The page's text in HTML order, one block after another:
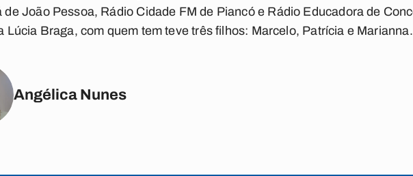
de João Pessoa, Rádio Cidade FM de Piancó e Rádio Educadora de
Lúcia Braga, com quem tem teve três filhos: Marcelo, Patrícia e Marianna.
Angélica Nunes